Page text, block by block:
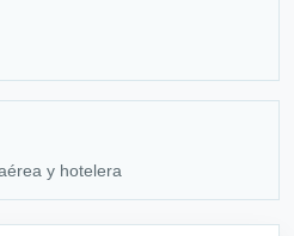
y hotelera